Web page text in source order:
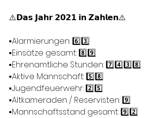
⚠️𝗗𝗮𝘀 𝗝𝗮𝗵𝗿 𝟮𝟬𝟮𝟭 𝗶𝗻 𝗭𝗮𝗵𝗹𝗲𝗻⚠️
▪️Alarmierungen: 6️⃣3️⃣
▪️Einsätze gesamt: 8️⃣9️⃣
▪️Ehrenamtliche Stunden: 7️⃣4️⃣3️⃣8️⃣
▪️Aktive Mannschaft: 5️⃣8️⃣
▪️Jugendfeuerwehr: 2️⃣5️⃣
▪️Altkameraden / Reservisten: 9️⃣
▪️Mannschaftsstand gesamt: 9️⃣2️⃣